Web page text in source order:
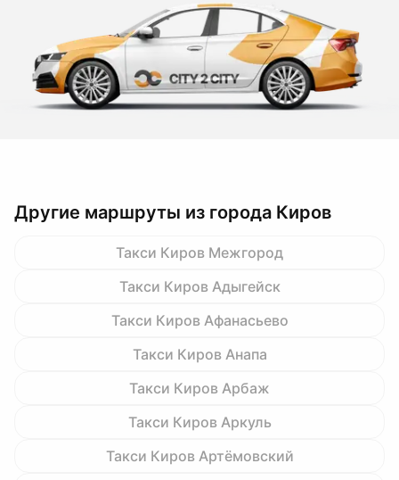
Другие маршруты из города Киров
Такси Киров Межгород
Такси Киров Адыгейск
Такси Киров Афанасьево
Такси Киров Анапа
Такси Киров Арбаж
Такси Киров Аркуль
Такси Киров Артёмовский